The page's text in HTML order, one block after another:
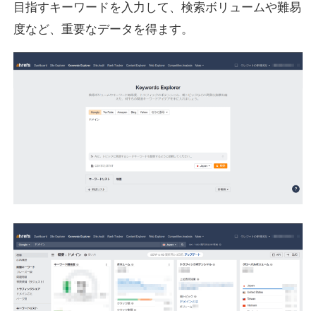
目指すキーワードを入力して、検索ボリュームや難易
度など、重要なデータを得ます。